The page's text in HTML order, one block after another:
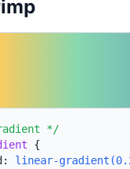
*/
{
linear-